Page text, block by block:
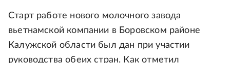
Старт работе нового молочного завода
вьетнамской компании в Боровском районе
Калужской области был дан при участии
руководства обеих стран. Как отметил